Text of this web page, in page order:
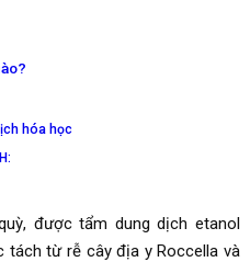
hóa học
được tẩm dung dịch etanol
từ rễ cây địa y Roccella và